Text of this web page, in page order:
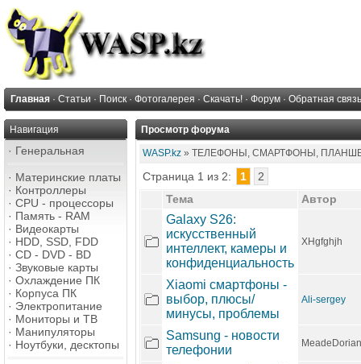
Главная · Статьи · Поиск · Фотогалерея · Скачать! · Форум · Обратная связь
Навигация
· Генеральная
· Материнские платы
· Контроллеры
· CPU - процессоры
· Память - RAM
· Видеокарты
· HDD, SSD, FDD
· CD - DVD - BD
· Звуковые карты
· Охлаждение ПК
· Корпуса ПК
· Электропитание
· Мониторы и ТВ
· Манипуляторы
· Ноутбуки, десктопы
Просмотр форума
WASP.kz » ТЕЛЕФОНЫ, СМАРТФОНЫ,
Страница 1 из 2: 1
2
Тема
Автор
Galaxy S26:
искусственный
интеллект, камеры и
конфиденциальность
XHgfghjh
Xiaomi смартфоны -
выбор, плюсы/
минусы, проблемы
Ali-sergey
Samsung - новости
телефонии